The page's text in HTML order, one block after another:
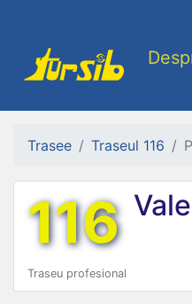
Trasee Traseul 116
116
Traseu profesional